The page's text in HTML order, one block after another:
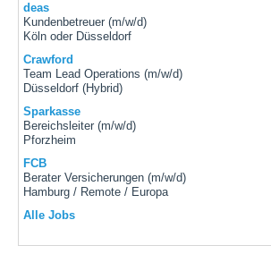
deas
Kundenbetreuer (m/w/d)
Köln oder Düsseldorf
Crawford
Team Lead Operations (m/w/d)
Düsseldorf (Hybrid)
Sparkasse
Bereichsleiter (m/w/d)
Pforzheim
FCB
Berater Versicherungen (m/w/d)
Hamburg / Remote / Europa
Alle Jobs